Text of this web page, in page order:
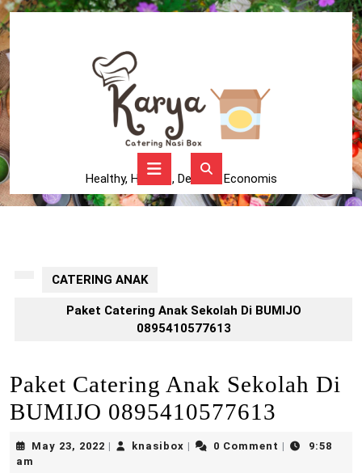
Skip
to
content
Healthy, Higienis, Delicius, Economis
Button
CATERING ANAK
Paket Catering Anak Sekolah Di BUMIJO
0895410577613
Paket Catering Anak Sekolah Di
BUMIJO 0895410577613
May 23, 2022 May
knasibox knasibox0 Comment
9:58
am